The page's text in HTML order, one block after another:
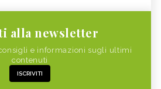
alla newsletter
e informazioni sugli ultimi
contenuti
ISCRIVITI